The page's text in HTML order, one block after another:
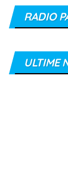
o
o
k
RADIO
ULTIME